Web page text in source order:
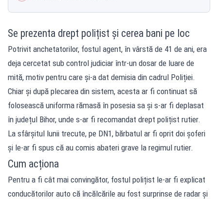
Se prezenta drept polițist și cerea bani pe loc
Potrivit anchetatorilor, fostul agent, în vârstă de 41 de ani, era
deja cercetat sub control judiciar într-un dosar de luare de
mită, motiv pentru care și-a dat demisia din cadrul Poliției.
Chiar și după plecarea din sistem, acesta ar fi continuat să
folosească uniforma rămasă în posesia sa și s-ar fi deplasat
în județul Bihor, unde s-ar fi recomandat drept polițist rutier.
La sfârșitul lunii trecute, pe DN1, bărbatul ar fi oprit doi șoferi
și le-ar fi spus că au comis abateri grave la regimul rutier.
Cum acționa
Pentru a fi cât mai convingător, fostul polițist le-ar fi explicat
conducătorilor auto că încălcările au fost surprinse de radar și